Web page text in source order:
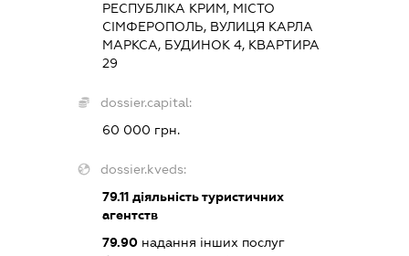
РЕСПУБЛІКА КРИМ, МІСТО
СІМФЕРОПОЛЬ, ВУЛИЦЯ КАРЛА
МАРКСА, БУДИНОК 4, КВАРТИРА
29
dossier.capital:
60 000 грн.
dossier.kveds:
79.11 діяльність туристичних
агентств
79.90 надання інших послуг